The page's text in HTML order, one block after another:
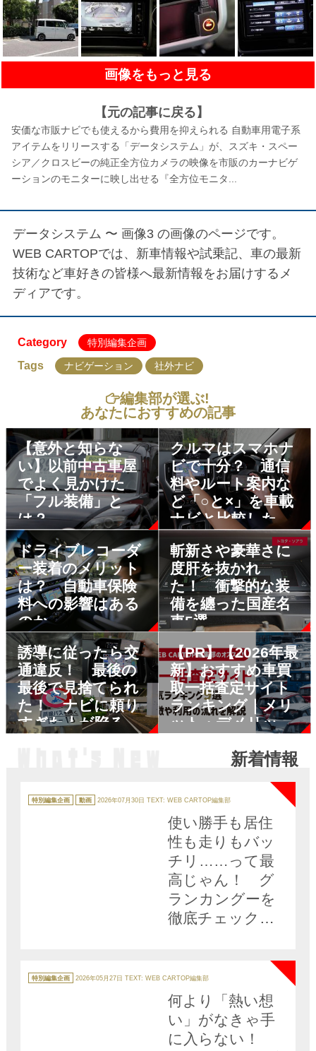
画像をもっと見る
【元の記事に戻る】
安価な市販ナビでも使えるから費用を抑えられる 自動車用電子系
アイテムをリリースする「データシステム」が、スズキ・スペー
シア／クロスビーの純正全方位カメラの映像を市販のカーナビゲ
ーションのモニターに映し出せる『全方位モニタ...
データシステム 〜 画像3 の画像のページです。
WEB CARTOPでは、新車情報や試乗記、車の最新
技術など車好きの皆様へ最新情報をお届けするメ
ディアです。
Category 特別編集企画
Tags ナビゲーション 社外ナビ
編集部が選ぶ!
あなたにおすすめの記事
【意外と知らな
い】以前中古車屋
でよく見かけた
「フル装備」と
は？
クルマはスマホナ
ビで十分？ 通信
料やルート案内な
ど「○と×」を車載
ナビと比較した
ドライブレコーダ
ー装着のメリット
は？ 自動車保険
料への影響はある
のか
斬新さや豪華さに
度肝を抜かれ
た！ 衝撃的な装
備を纏った国産名
車5選
誘導に従ったら交
通違反！ 最後の
最後で見捨てられ
た！ ナビに頼り
すぎた人が陥るワ
【PR】【2026年最
新】おすすめ車買
取一括査定サイト
ランキング｜メリ
ット・デメリット
新着情報
テ
ゴ
特別編集企画 動画 2026年07月30日 TEXT: WEB CARTOP編集部
NEW
使い勝手も居住
性も走りもバッ
チリ……って最
高じゃん！ グ
ランカングーを
徹底チェックし
珠×石田貴臣【動
画】
テ
ゴ
特別編集企画 2026年05月27日 TEXT: WEB CARTOP編集部
何より「熱い想
い」がなきゃ手
に入らない！